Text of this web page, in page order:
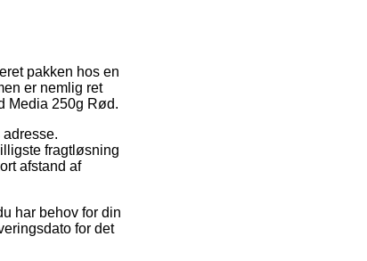
pakken hos en
er nemlig ret
Media 250g Rød.
fragtløsning
afstand af
har behov for din
for det